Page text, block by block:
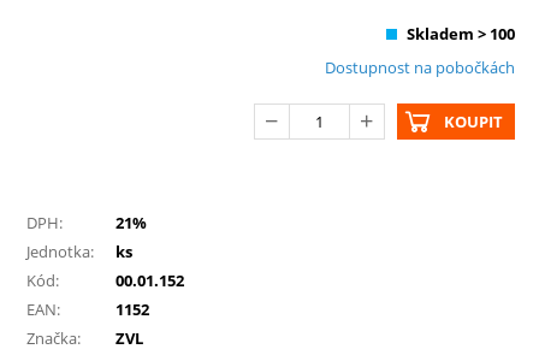
Skladem > 100
Dostupnost na pobočkách
KOUPIT
DPH:
21%
Jednotka:
ks
Kód:
00.01.152
EAN:
1152
Značka:
ZVL